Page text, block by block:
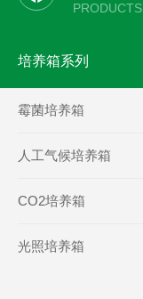
培养箱系列
霉菌培养箱
人工气候培养箱
CO2培养箱
光照培养箱